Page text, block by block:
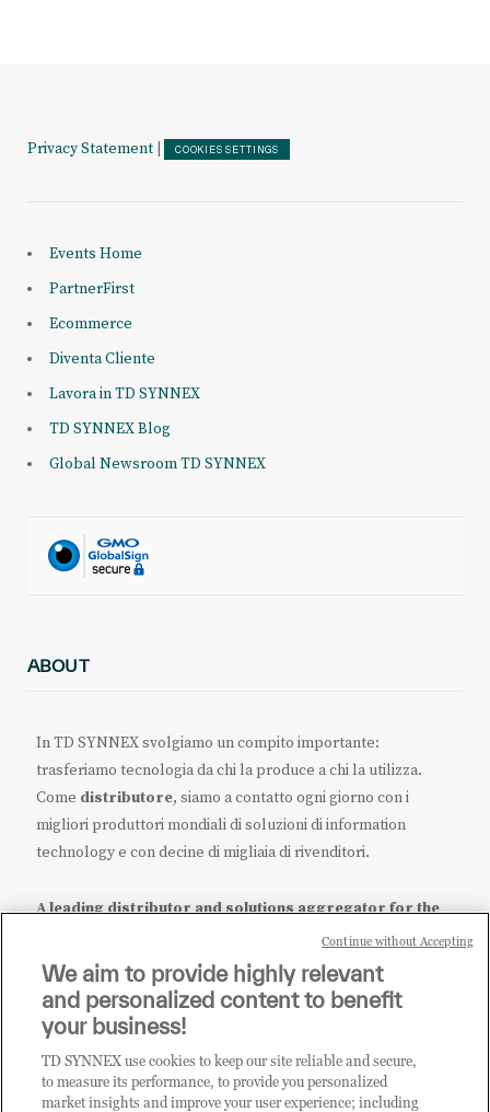
Privacy Statement COOKIES SETTINGS
Events Home
PartnerFirst
Ecommerce
Diventa Cliente
Lavora in TD SYNNEX
TD SYNNEX Blog
Global Newsroom TD SYNNEX
ABOUT
In TD SYNNEX svolgiamo un compito importante:
trasferiamo tecnologia da chi la produce a chi la utilizza.
Come distributore, siamo a contatto ogni giorno con i
migliori produttori mondiali di soluzioni di information
technology e con decine di migliaia di rivenditori.
A leading distributor and solutions aggregator for the
it.tdsynnex.com|eu.tdsynnex.com|tdsynnex.com
CATEGORIE
We aim to provide highly relevant
and personalized content to benefit
your business!
TD SYNNEX use cookies to keep our site reliable and secure,
to measure its performance, to provide you personalized
market insights and improve your user experience; including
Continue without Accepting